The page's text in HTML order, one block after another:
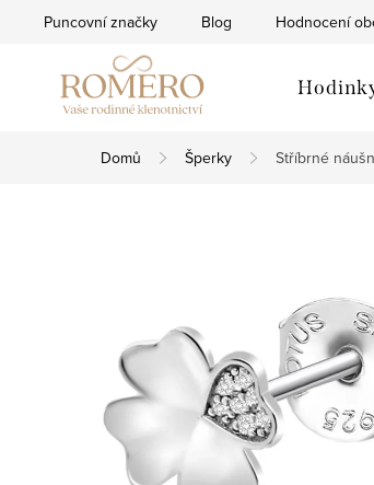
Puncovní značky Blog Hodnocení
Domů Šperky Stříbrné